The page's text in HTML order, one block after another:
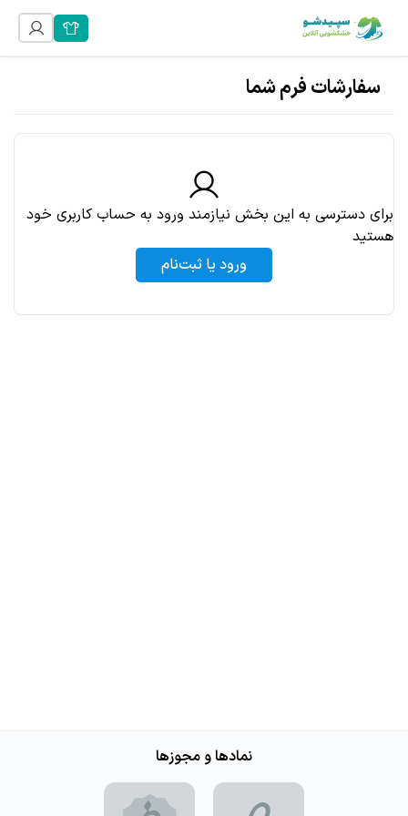
سفارشات فرم شما
برای دسترسی به این بخش نیازمند ورود به حساب کاربری خود
هستید
ورود یا ثبت‌نام
نمادها و مجوزها